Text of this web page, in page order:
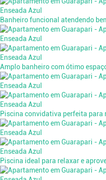
Banheiro funcional atendendo
Amplo banheiro com ótimo
Piscina convidativa perfeita para
Piscina ideal para relaxar e